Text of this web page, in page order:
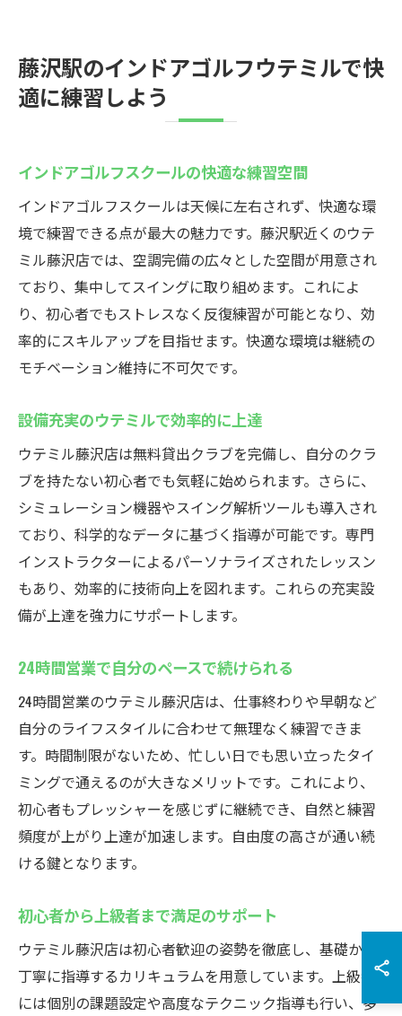
藤沢駅のインドアゴルフウテミルで快
適に練習しよう
インドアゴルフスクールの快適な練習空間
インドアゴルフスクールは天候に左右されず、快適な環
境で練習できる点が最大の魅力です。藤沢駅近くのウテ
ミル藤沢店では、空調完備の広々とした空間が用意され
ており、集中してスイングに取り組めます。これによ
り、初心者でもストレスなく反復練習が可能となり、効
率的にスキルアップを目指せます。快適な環境は継続の
モチベーション維持に不可欠です。
設備充実のウテミルで効率的に上達
ウテミル藤沢店は無料貸出クラブを完備し、自分のクラ
ブを持たない初心者でも気軽に始められます。さらに、
シミュレーション機器やスイング解析ツールも導入され
ており、科学的なデータに基づく指導が可能です。専門
インストラクターによるパーソナライズされたレッスン
もあり、効率的に技術向上を図れます。これらの充実設
備が上達を強力にサポートします。
24時間営業で自分のペースで続けられる
24時間営業のウテミル藤沢店は、仕事終わりや早朝など
自分のライフスタイルに合わせて無理なく練習できま
す。時間制限がないため、忙しい日でも思い立ったタイ
ミングで通えるのが大きなメリットです。これにより、
初心者もプレッシャーを感じずに継続でき、自然と練習
頻度が上がり上達が加速します。自由度の高さが通い続
ける鍵となります。
初心者から上級者まで満足のサポート
ウテミル藤沢店は初心者歓迎の姿勢を徹底し、基礎から
丁寧に指導するカリキュラムを用意しています。上級者
には個別の課題設定や高度なテクニック指導も行い、多